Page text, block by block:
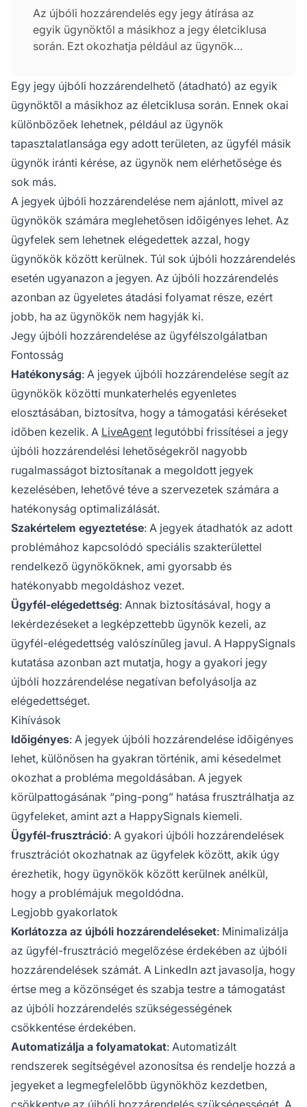
Az újbóli hozzárendelés egy jegy átírása az
egyik ügynöktől a másikhoz a jegy életciklusa
során. Ezt okozhatja például az ügynök
adott témában, az ügynök nem elérhetősége,
vagy az ügynök váltásának kérése.
Egy jegy újbóli hozzárendelhető (átadható) az egyik
ügynöktől a másikhoz az életciklusa során. Ennek okai
különbözőek lehetnek, például az ügynök
tapasztalatlansága egy adott területen, az ügyfél másik
ügynök iránti kérése, az ügynök nem elérhetősége és
sok más.
A jegyek újbóli hozzárendelése nem ajánlott, mivel az
ügynökök számára meglehetősen időigényes lehet. Az
ügyfelek sem lehetnek elégedettek azzal, hogy
ügynökök között kerülnek. Túl sok újbóli hozzárendelés
esetén ugyanazon a jegyen. Az újbóli hozzárendelés
azonban az ügyeletes átadási folyamat része, ezért
jobb, ha az ügynökök nem hagyják ki.
Jegy újbóli hozzárendelése az ügyfélszolgálatban
Fontosság
Hatékonyság: A jegyek újbóli hozzárendelése segít az
ügynökök közötti munkaterhelés egyenletes
elosztásában, biztosítva, hogy a támogatási kéréseket
időben kezelik. A LiveAgent legutóbbi frissítései a jegy
újbóli hozzárendelési lehetőségekről nagyobb
rugalmasságot biztosítanak a megoldott jegyek
kezelésében, lehetővé téve a szervezetek számára a
hatékonyság optimalizálását.
Szakértelem egyeztetése: A jegyek átadhatók az adott
problémához kapcsolódó speciális szakterülettel
rendelkező ügynököknek, ami gyorsabb és
hatékonyabb megoldáshoz vezet.
Ügyfél-elégedettség: Annak biztosításával, hogy a
lekérdezéseket a legképzettebb ügynök kezeli, az
ügyfél-elégedettség valószínűleg javul. A HappySignals
kutatása azonban azt mutatja, hogy a gyakori jegy
újbóli hozzárendelése negatívan befolyásolja az
elégedettséget.
Kihívások
Időigényes: A jegyek újbóli hozzárendelése időigényes
lehet, különösen ha gyakran történik, ami késedelmet
okozhat a probléma megoldásában. A jegyek
körülpattogásának “ping-pong” hatása frusztrálhatja az
ügyfeleket, amint azt a HappySignals kiemeli.
Ügyfél-frusztráció: A gyakori újbóli hozzárendelések
frusztrációt okozhatnak az ügyfelek között, akik úgy
érezhetik, hogy ügynökök között kerülnek anélkül,
hogy a problémájuk megoldódna.
Legjobb gyakorlatok
Korlátozza az újbóli hozzárendeléseket: Minimalizálja
az ügyfél-frusztráció megelőzése érdekében az újbóli
hozzárendelések számát. A LinkedIn azt javasolja, hogy
értse meg a közönséget és szabja testre a támogatást
az újbóli hozzárendelés szükségességének
csökkentése érdekében.
Automatizálja a folyamatokat: Automatizált
rendszerek segítségével azonosítsa és rendelje hozzá a
jegyeket a legmegfelelőbb ügynökhöz kezdetben,
csökkentve az újbóli hozzárendelés szükségességét. A